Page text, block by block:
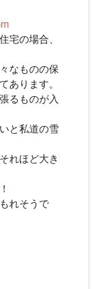
宅の場合、
なものの保
あります。
るものが入
と私道の雪
れほど大き
れそうで